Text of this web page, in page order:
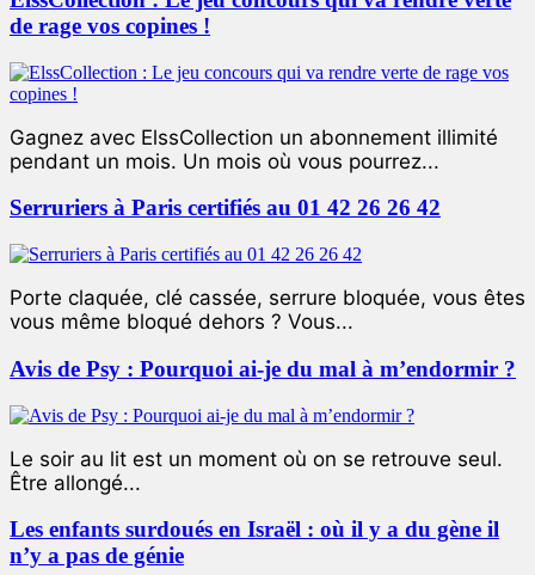
de rage vos copines !
Gagnez avec ElssCollection un abonnement illimité
pendant un mois. Un mois où vous pourrez...
Serruriers à Paris certifiés au 01 42 26 26 42
Porte claquée, clé cassée, serrure bloquée, vous êtes
vous même bloqué dehors ? Vous...
Avis de Psy : Pourquoi ai-je du mal à m’endormir ?
Le soir au lit est un moment où on se retrouve seul.
Être allongé...
Les enfants surdoués en Israël : où il y a du gène il
n’y a pas de génie